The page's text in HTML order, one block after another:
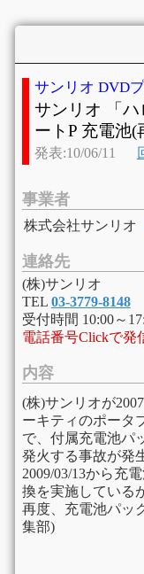
サンリオ DVD
サンリオ 「
ートP 充電池(
発表:10/06/11
事業者
株式会社サンリオ
連絡先
(株)サンリオ
TEL 03-3779-8148
受付時間 10:00～
電話番号Clickで発
内容
(株)サンリオが
ーキティのポータ
で、付属充電池パ
発火する事故が発
2009/03/13から充
換を実施している
再度、充電池パッ
集部)